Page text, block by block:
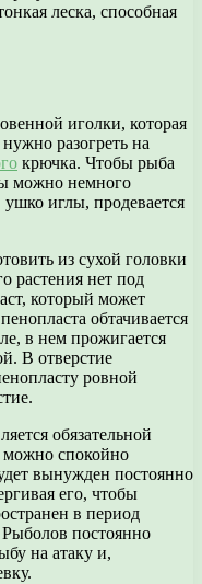
леска, способная
иголки, которая
разогреть на
крючка. Чтобы рыба
можно немного
иглы, продевается
из сухой головки
растения нет под
который может
обтачивается
в нем прожигается
В отверстие
ровной
обязательной
можно спокойно
вынужден постоянно
его, чтобы
в период
постоянно
на атаку и,